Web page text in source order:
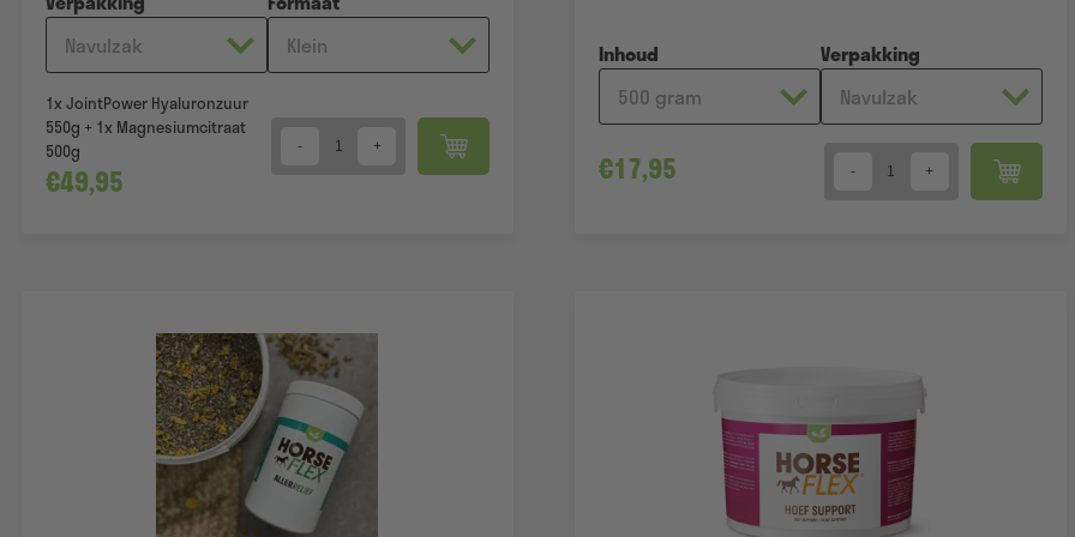
1x JointPower Hyaluronzuur
550g + 1x Magnesiumcitraat
500g
€49,95
Quantity
Inhoud Verpakking
€17,95 Quantity